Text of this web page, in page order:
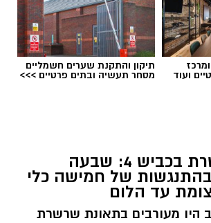
ועוד
תיקון והתקנת שערים חשמליים
מסחר תעשיה ובתים פרטיים >>>
תאונת שרשרת בכביש 4: שבעה
של חמישה כלי
עד הלום
היו מעורבים בתאונת שרשרת